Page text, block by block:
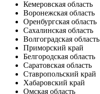
Кемеровская область
Воронежская область
Оренбургская область
Сахалинская область
Волгоградская область
Приморский край
Белгородская область
Саратовская область
Ставропольский край
Хабаровский край
Омская область